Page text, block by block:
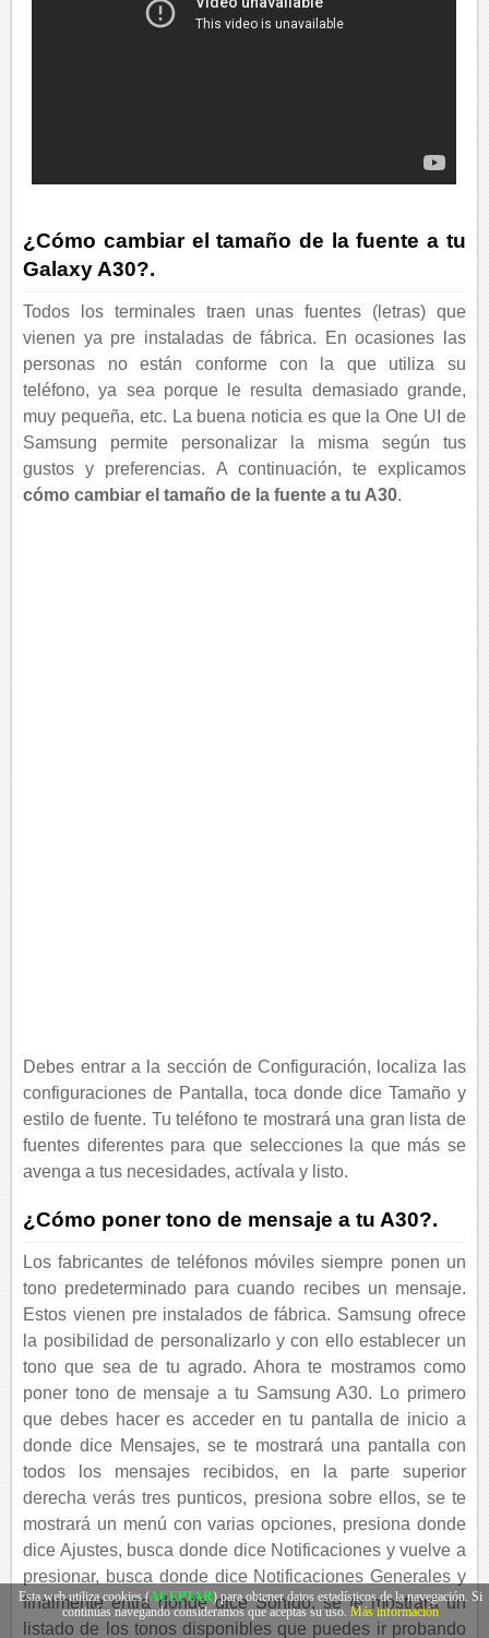
¿Cómo cambiar el tamaño de la fuente a tu
Galaxy A30?.
Todos los terminales traen unas fuentes (letras) que
vienen ya pre instaladas de fábrica. En ocasiones las
personas no están conforme con la que utiliza su
teléfono, ya sea porque le resulta demasiado grande,
muy pequeña, etc. La buena noticia es que la One UI de
Samsung permite personalizar la misma según tus
gustos y preferencias. A continuación, te explicamos
cómo cambiar el tamaño de la fuente a tu A30.
Debes entrar a la sección de Configuración, localiza las
configuraciones de Pantalla, toca donde dice Tamaño y
estilo de fuente. Tu teléfono te mostrará una gran lista de
fuentes diferentes para que selecciones la que más se
avenga a tus necesidades, actívala y listo.
¿Cómo poner tono de mensaje a tu A30?.
Los fabricantes de teléfonos móviles siempre ponen un
tono predeterminado para cuando recibes un mensaje.
Estos vienen pre instalados de fábrica. Samsung ofrece
la posibilidad de personalizarlo y con ello establecer un
tono que sea de tu agrado. Ahora te mostramos como
poner tono de mensaje a tu Samsung A30. Lo primero
que debes hacer es acceder en tu pantalla de inicio a
donde dice Mensajes, se te mostrará una pantalla con
todos los mensajes recibidos, en la parte superior
derecha verás tres punticos, presiona sobre ellos, se te
mostrará un menú con varias opciones, presiona donde
dice Ajustes, busca donde dice Notificaciones y vuelve a
presionar, busca donde dice Notificaciones Generales y
finalmente entra donde dice Sonido, se te mostrará un
listado de los tonos disponibles que puedes ir probando
Esta web utiliza cookies (ACEPTAR) para obtener datos estadísticos de la navegación. Si
continúas navegando consideramos que aceptas su uso. Más información